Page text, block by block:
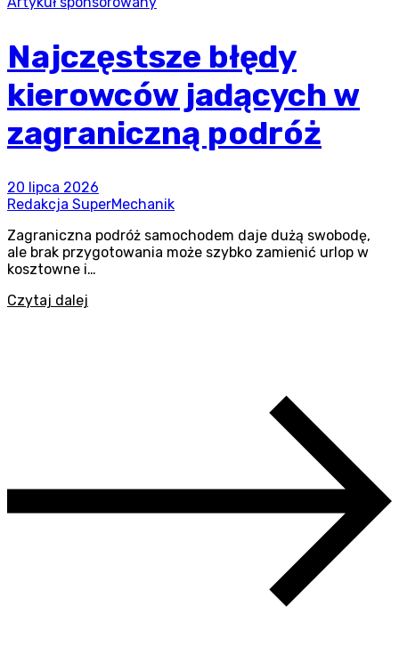
Najczęstsze błędy
kierowców jadących w
zagraniczną podróż
20 lipca 2026
Redakcja SuperMechanik
Zagraniczna podróż samochodem daje dużą swobodę,
ale brak przygotowania może szybko zamienić urlop w
kosztowne i…
Czytaj dalej